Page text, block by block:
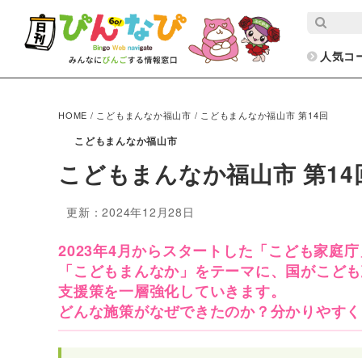
人気コ
HOME / こどもまんなか福山市 / こどもまんなか福山市 第14回
こどもまんなか福山市
こどもまんなか福山市 第14
更新：2024年12月28日
2023年4月からスタートした「こども家庭
「こどもまんなか」をテーマに、国がこど
支援策を一層強化していきます。
どんな施策がなぜできたのか？分かりやす